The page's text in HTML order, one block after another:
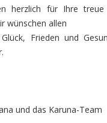
herzlich für Ihre treue
wünschen allen
Frieden und
und das Karuna-Team